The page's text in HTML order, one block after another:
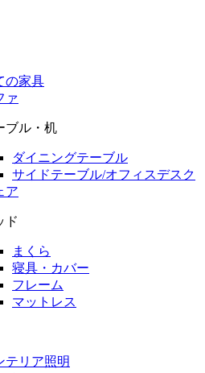
の家具
ァ
ブル・机
ダイニングテーブル
サイドテーブル/オフィスデスク
ア
ド
まくら
寝具・カバー
フレーム
マットレス
テリア照明